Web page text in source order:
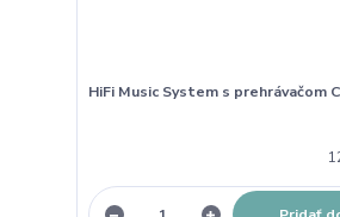
HiFi Music System s prehrávačom